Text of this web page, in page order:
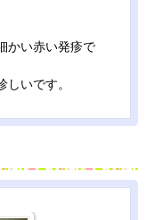
かい赤い発疹で
いです。